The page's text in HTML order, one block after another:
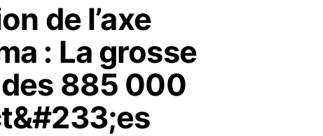
de l’axe
: La grosse
885 000